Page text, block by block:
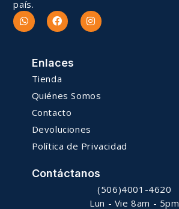
país.
Enlaces
Tienda
Quiénes Somos
Contacto
Devoluciones
Política de Privacidad
Contáctanos
(506)4001-4620
Lun - Vie 8am - 5pm